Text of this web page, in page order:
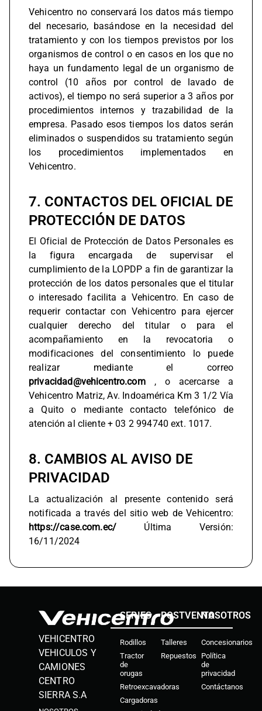
Vehicentro no conservará los datos más tiempo
del necesario, basándose en la necesidad del
tratamiento y con los tiempos previstos por los
organismos de control o en casos en los que no
haya un fundamento legal de un organismo de
control (10 años por control de lavado de
activos), el tiempo no será superior a 3 años por
procedimientos internos y trazabilidad de la
empresa. Pasado esos tiempos los datos serán
eliminados o suspendidos su tratamiento según
los procedimientos implementados en
Vehicentro.
7. CONTACTOS DEL OFICIAL DE
PROTECCIÓN DE DATOS
El Oficial de Protección de Datos Personales es
la figura encargada de supervisar el
cumplimiento de la LOPDP a fin de garantizar la
protección de los datos personales que el titular
o interesado facilita a Vehicentro. En caso de
requerir contactar con Vehicentro para ejercer
cualquier derecho del titular o para el
acompañamiento en la revocatoria o
modificaciones del consentimiento lo puede
realizar mediante el correo
privacidad@vehicentro.com
, o acercarse a
Vehicentro Matriz, Av. Indoamérica Km 3 1/2 Vía
a Quito o mediante contacto telefónico de
atención al cliente + 03 2 994740 ext. 1017.
8. CAMBIOS AL AVISO DE
PRIVACIDAD
La actualización al presente contenido será
notificada a través del sitio web de Vehicentro:
https://case.com.ec/
Última Versión:
16/11/2024
VEHICENTRO
VEHICULOS Y
CAMIONES
CENTRO
SIERRA S.A
SERIES
Rodillos
Tractor
de
orugas
Retroexcavadoras
Cargadoras
POSTVENTA
Talleres
Repuestos
NOSOTROS
Concesionarios
Política
de
privacidad
Contáctanos